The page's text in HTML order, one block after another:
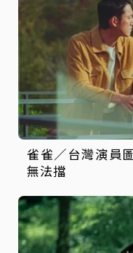
雀雀／台灣演員
無法擋